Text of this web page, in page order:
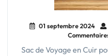
01 septembre 2024
Sac de Voyage en Cuir